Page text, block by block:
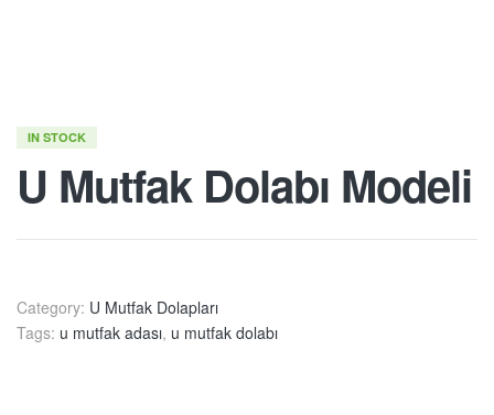
IN STOCK
U Mutfak Dolabı Modeli
Category: U Mutfak Dolapları
Tags: u mutfak adası, u mutfak dolabı